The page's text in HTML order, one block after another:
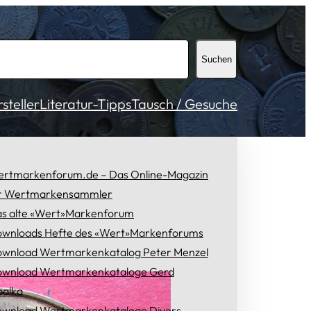
Suchen
Literatur-TippsTausch / Gesuche
– Das Online-Magazin
Wertmarkensammler
alte «Wert»Markenforum
Hefte des «Wert»Markenforums
Wertmarkenkatalog Peter Menzel
Wertmarkenkataloge Gerd